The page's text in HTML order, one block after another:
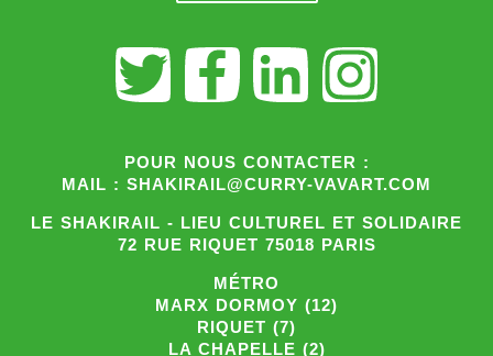
POUR NOUS CONTACTER :
MAIL : SHAKIRAIL@CURRY-VAVART.COM
LE SHAKIRAIL - LIEU CULTUREL ET SOLIDAIRE
72 RUE RIQUET 75018 PARIS
MÉTRO
MARX DORMOY (12)
RIQUET (7)
LA CHAPELLE (2)